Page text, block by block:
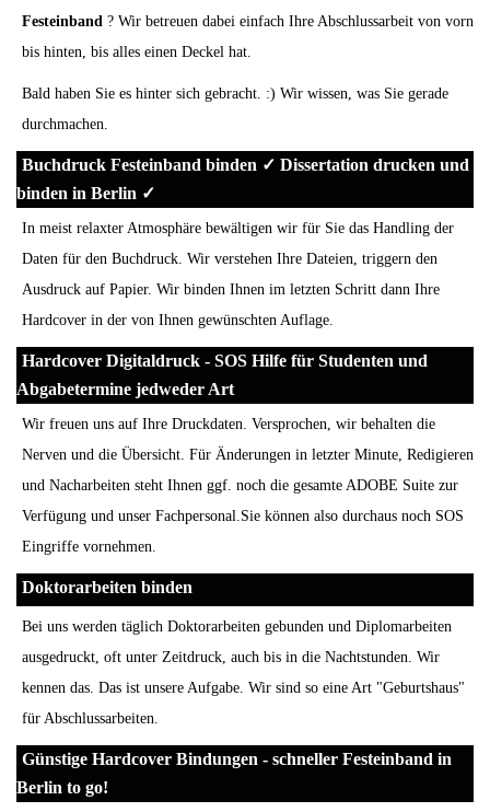
Festeinband ? Wir betreuen dabei einfach Ihre Abschlussarbeit von vorn
bis hinten, bis alles einen Deckel hat.
Bald haben Sie es hinter sich gebracht. :) Wir wissen, was Sie gerade
durchmachen.
Buchdruck Festeinband binden ✓ Dissertation drucken und
binden in Berlin ✓
In meist relaxter Atmosphäre bewältigen wir für Sie das Handling der
Daten für den Buchdruck. Wir verstehen Ihre Dateien, triggern den
Ausdruck auf Papier. Wir binden Ihnen im letzten Schritt dann Ihre
Hardcover in der von Ihnen gewünschten Auflage.
Hardcover Digitaldruck - SOS Hilfe für Studenten und
Abgabetermine jedweder Art
Wir freuen uns auf Ihre Druckdaten. Versprochen, wir behalten die
Nerven und die Übersicht. Für Änderungen in letzter Minute, Redigieren
und Nacharbeiten steht Ihnen ggf. noch die gesamte ADOBE Suite zur
Verfügung und unser Fachpersonal.Sie können also durchaus noch SOS
Eingriffe vornehmen.
Doktorarbeiten binden
Bei uns werden täglich Doktorarbeiten gebunden und Diplomarbeiten
ausgedruckt, oft unter Zeitdruck, auch bis in die Nachtstunden. Wir
kennen das. Das ist unsere Aufgabe. Wir sind so eine Art "Geburtshaus"
für Abschlussarbeiten.
Günstige Hardcover Bindungen - schneller Festeinband in
Berlin to go!